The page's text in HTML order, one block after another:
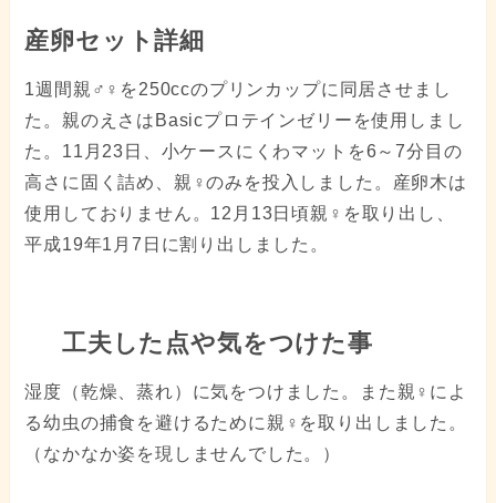
産卵セット詳細
1週間親♂♀を250ccのプリンカップに同居させまし
た。親のえさはBasicプロテインゼリーを使用しまし
た。11月23日、小ケースにくわマットを6～7分目の
高さに固く詰め、親♀のみを投入しました。産卵木は
使用しておりません。12月13日頃親♀を取り出し、
平成19年1月7日に割り出しました。
工夫した点や気をつけた事
湿度（乾燥、蒸れ）に気をつけました。また親♀によ
る幼虫の捕食を避けるために親♀を取り出しました。
（なかなか姿を現しませんでした。）